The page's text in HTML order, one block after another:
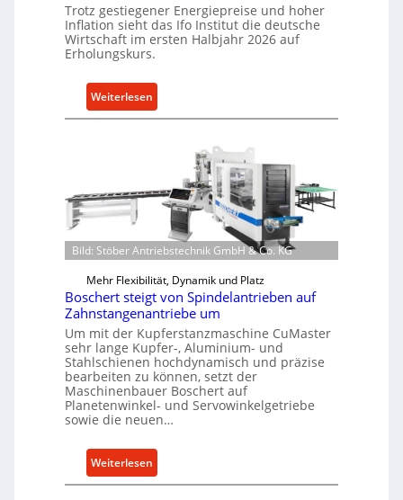
i
e
-
s
t
l
n
e
n
a
c
h
a
t
W
k
z
e
u
g
b
a
u
p
r
e
Trotz gestiegener Energiepreise und hoher
Inflation sieht das Ifo Institut die deutsche
Wirtschaft im ersten Halbjahr 2026 auf
Erholungskurs.
Weiterlesen
D
s
e
i
r
t
s
c
h
a
f
z
e
Bild: Stöber Antriebstechnik GmbH & Co. KG
Mehr Flexibilität, Dynamik und Platz
Boschert steigt von Spindelantrieben auf
Zahnstangenantriebe um
Um mit der Kupferstanzmaschine CuMaster
sehr lange Kupfer-, Aluminium- und
Stahlschienen hochdynamisch und präzise
bearbeiten zu können, setzt der
Maschinenbauer Boschert auf
Planetenwinkel- und Servowinkelgetriebe
sowie die neuen…
Weiterlesen
B